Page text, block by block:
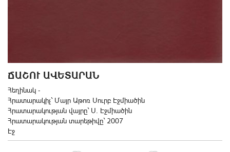
ՃԱ­ՇՈՒ Ա­ՎԵՏ­Ա­ՐԱ­Ն
Հեղինակ -
Հրատարակիչ` Մայր Աթոռ Սուրբ Էջմիածին
Հրատարակության վայրը` Ս. Էջմիածին
Հրատարակության տարեթիվը` 2007
Էջ